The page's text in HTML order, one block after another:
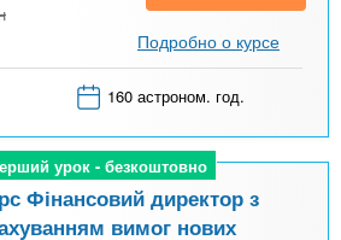
Подробно о курсе
160 астроном. год.
урок - безкоштовно
урок - безкоштовно
Фінансовий директор з
вимог нових